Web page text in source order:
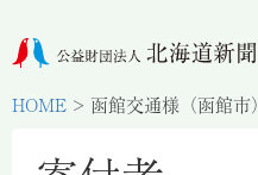
HOME > 函館交通様（函館市）